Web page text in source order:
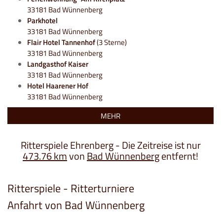
33181 Bad Wünnenberg
Parkhotel
33181 Bad Wünnenberg
Flair Hotel Tannenhof(3 Sterne)
33181 Bad Wünnenberg
Landgasthof Kaiser
33181 Bad Wünnenberg
Hotel Haarener Hof
33181 Bad Wünnenberg
MEHR
Ritterspiele Ehrenberg - Die Zeitreise ist nur
473.76 kmvonBad Wünnenbergentfernt!
Ritterspiele - Ritterturniere
Anfahrt von Bad Wünnenberg